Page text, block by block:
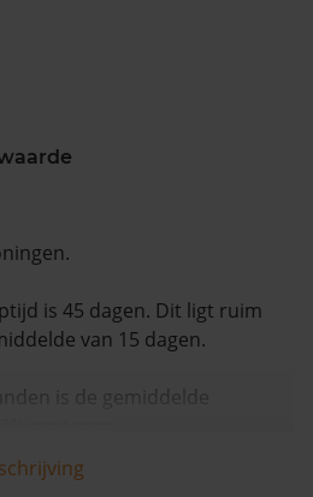
is 45 dagen. Dit ligt ruim
van 15 dagen.
is de gemiddelde